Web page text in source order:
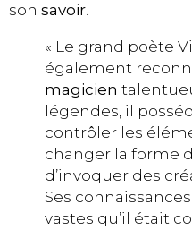
son savoir.
« Le grand poète
également
magicien
légendes, il
contrôler les
changer la forme
d’invoquer des
Ses
vastes qu’il était